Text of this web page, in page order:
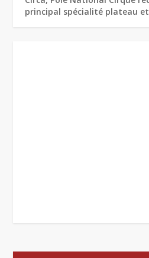
principal spécialité plateau